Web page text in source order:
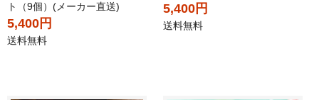
ト（9個）(メーカー直送)
5,400円
送料無料
5,400円
送料無料